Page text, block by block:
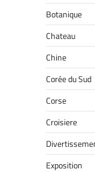
Botanique
Chateau
Chine
Corée du Sud
Corse
Croisiere
Exposition